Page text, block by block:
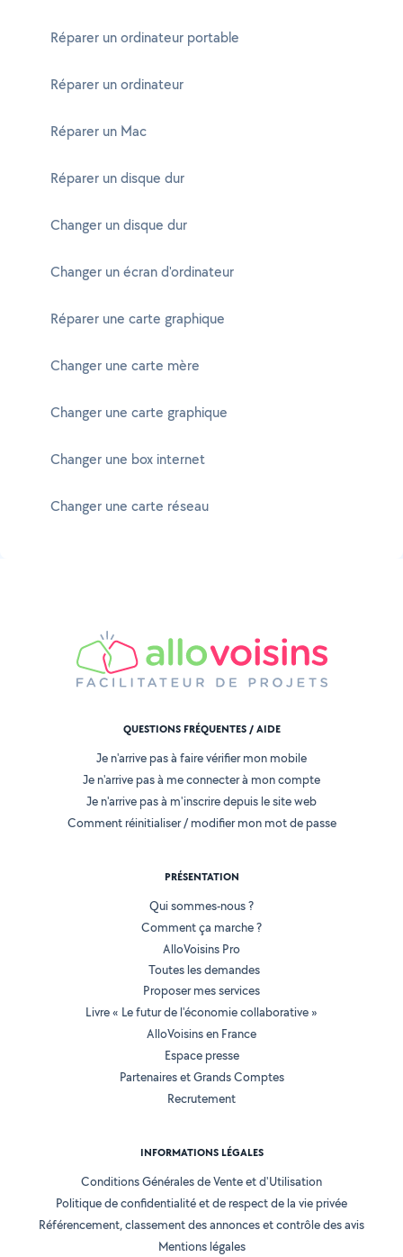
Réparer un ordinateur portable
Réparer un ordinateur
Réparer un Mac
Réparer un disque dur
Changer un disque dur
Changer un écran d'ordinateur
Réparer une carte graphique
Changer une carte mère
Changer une carte graphique
Changer une box internet
Changer une carte réseau
QUESTIONS FRÉQUENTES / AIDE
Je n'arrive pas à faire vérifier mon mobile
Je n'arrive pas à me connecter à mon compte
Je n'arrive pas à m'inscrire depuis le site web
Comment réinitialiser / modifier mon mot de passe
PRÉSENTATION
Qui sommes-nous ?
Comment ça marche ?
AlloVoisins Pro
Toutes les demandes
Proposer mes services
Livre « Le futur de l'économie collaborative »
AlloVoisins en France
Espace presse
Partenaires et Grands Comptes
Recrutement
INFORMATIONS LÉGALES
Conditions Générales de Vente et d'Utilisation
Politique de confidentialité et de respect de la vie privée
Référencement, classement des annonces et contrôle des avis
Mentions légales